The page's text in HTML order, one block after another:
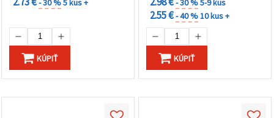
KÚPIŤ
2.55 €- 40 %10 kus +
KÚPIŤ